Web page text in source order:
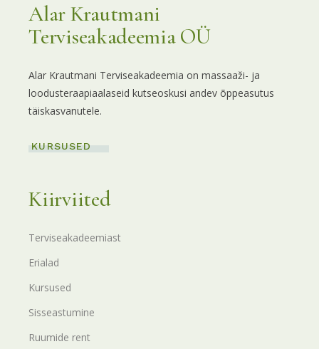
Alar Krautmani
Terviseakadeemia OÜ
Alar Krautmani Terviseakadeemia on massaaži- ja
loodusteraapiaalaseid kutseoskusi andev õppeasutus
täiskasvanutele.
KURSUSED
Kiirviited
Terviseakadeemiast
Erialad
Kursused
Sisseastumine
Ruumide rent